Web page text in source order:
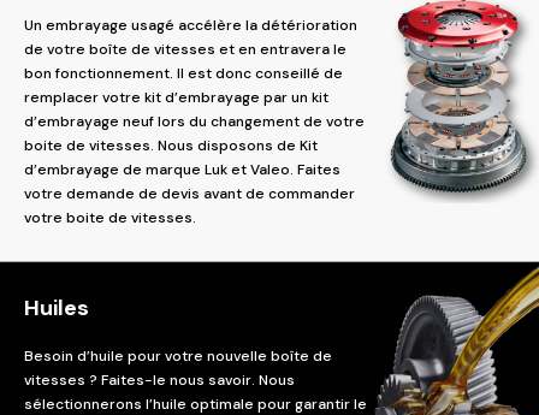
Un embrayage usagé accélère la détérioration
de votre boîte de vitesses et en entravera le
bon fonctionnement. Il est donc conseillé de
remplacer votre kit d’embrayage par un kit
d’embrayage neuf lors du changement de votre
boite de vitesses. Nous disposons de Kit
d’embrayage de marque Luk et Valeo. Faites
votre demande de devis avant de commander
votre boite de vitesses.
Huiles
Besoin d’huile pour votre nouvelle boîte de
vitesses ? Faites-le nous savoir. Nous
sélectionnerons l’huile optimale pour garantir le